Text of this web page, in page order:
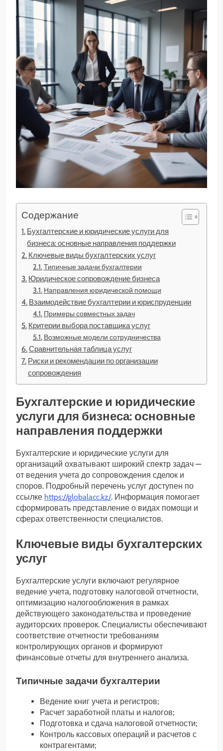
Содержание
Бухгалтерские и юридические услуги для
бизнеса: основные направления поддержки
Ключевые виды бухгалтерских услуг
Типичные задачи бухгалтерии
Юридическое сопровождение бизнеса
Направления юридической помощи
Взаимодействие бухгалтерии и юриспруденции
Примеры совместных задач
Критерии выбора поставщика услуг
Возможные модели сотрудничества
Сравнительная таблица услуг
Риски и рекомендации по организации
сопровождения
Бухгалтерские и юридические
услуги для бизнеса: основные
направления поддержки
Бухгалтерские и юридические услуги для
организаций охватывают широкий спектр задач —
от ведения учета до сопровождения сделок и
споров. Подробный перечень услуг доступен по
ссылке https://globalacc.kz/. Информация помогает
сформировать представление о видах помощи и
сферах ответственности специалистов.
Ключевые виды бухгалтерских
услуг
Бухгалтерские услуги включают регулярное
ведение учета, подготовку налоговой отчетности,
оптимизацию налогообложения в рамках
действующего законодательства и проведение
аудиторских проверок. Специалисты обеспечивают
соответствие отчетности требованиям
контролирующих органов и формируют
финансовые отчеты для внутреннего анализа.
Типичные задачи бухгалтерии
Ведение книг учета и регистров;
Расчет заработной платы и налогов;
Подготовка и сдача налоговой отчетности;
Контроль кассовых операций и расчетов с
контрагентами;